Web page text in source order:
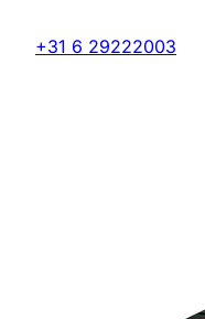
+31 6 29222003